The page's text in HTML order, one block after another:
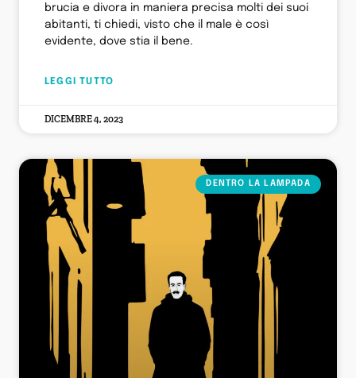
brucia e divora in maniera precisa molti dei suoi
abitanti, ti chiedi, visto che il male è così
evidente, dove stia il bene.
LEGGI TUTTO
DICEMBRE 4, 2023
DENTRO LA LAMPADA